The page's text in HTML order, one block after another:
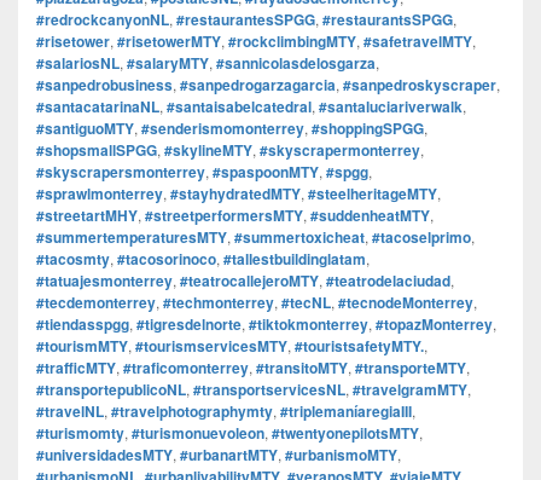
#redrockcanyonNL, #restaurantesSPGG, #restaurantsSPGG,
#risetower, #risetowerMTY, #rockclimbingMTY, #safetravelMTY,
#salariosNL, #salaryMTY, #sannicolasdelosgarza,
#sanpedrobusiness, #sanpedrogarzagarcia, #sanpedroskyscraper,
#santacatarinaNL, #santaisabelcatedral, #santaluciariverwalk,
#santiguoMTY, #senderismomonterrey, #shoppingSPGG,
#shopsmallSPGG, #skylineMTY, #skyscrapermonterrey,
#skyscrapersmonterrey, #spaspoonMTY, #spgg,
#sprawlmonterrey, #stayhydratedMTY, #steelheritageMTY,
#streetartMHY, #streetperformersMTY, #suddenheatMTY,
#summertemperaturesMTY, #summertoxicheat, #tacoselprimo,
#tacosmty, #tacosorinoco, #tallestbuildinglatam,
#tatuajesmonterrey, #teatrocallejeroMTY, #teatrodelaciudad,
#tecdemonterrey, #techmonterrey, #tecNL, #tecnodeMonterrey,
#tiendasspgg, #tigresdelnorte, #tiktokmonterrey, #topazMonterrey,
#tourismMTY, #tourismservicesMTY, #touristsafetyMTY.,
#trafficMTY, #traficomonterrey, #transitoMTY, #transporteMTY,
#transportepublicoNL, #transportservicesNL, #travelgramMTY,
#travelNL, #travelphotographymty, #triplemaníaregiaIII,
#turismomty, #turismonuevoleon, #twentyonepilotsMTY,
#universidadesMTY, #urbanartMTY, #urbanismoMTY,
, , , ,